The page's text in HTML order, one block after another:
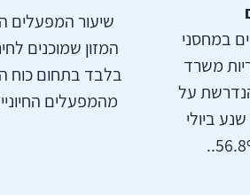
במחסני
משרד
על
ביולי
שיעור המפעלים
המזון שמוכנים
מהמפעלים